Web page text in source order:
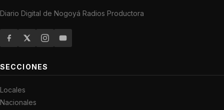
Diario Digital de Nogoyá Radios Productora
SECCIONES
Locales
Nacionales